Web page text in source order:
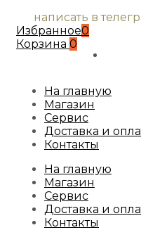
написать в
Избранное0
Корзина 0
На главную
Магазин
Сервис
Доставка и
Контакты
На главную
Магазин
Сервис
Доставка и
Контакты